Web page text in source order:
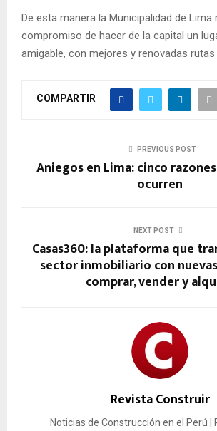
De esta manera la Municipalidad de Lima
compromiso de hacer de la capital un
amigable, con mejores y renovadas rutas
COMPARTIR
PREVIOUS POST
Aniegos en Lima: cinco
ocurren
NEXT POST
Casas360: la plataforma que
sector inmobiliario con
comprar, vender y
Revista Construir
Noticias de Construcción en el Perú |